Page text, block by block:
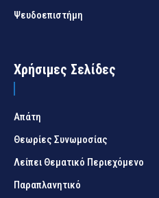
Ψευδοεπιστήμη
Χρήσιμες Σελίδες
Απάτη
Θεωρίες Συνωμοσίας
Λείπει Θεματικό Περιεχόμενο
Παραπλανητικό